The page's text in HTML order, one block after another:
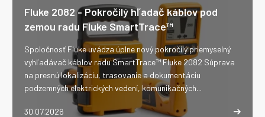
Fluke 2082 - Pokročilý hľadač káblov pod
zemou radu Fluke SmartTrace™
30.07.2026
Spoločnosť Fluke uvádza úplne nový pokročilý priemyselný
vyhľadávač káblov radu SmartTrace™ Fluke 2082 Súprava
na presnú lokalizáciu, trasovanie a dokumentáciu
podzemných elektrických vedení, komunikačných...